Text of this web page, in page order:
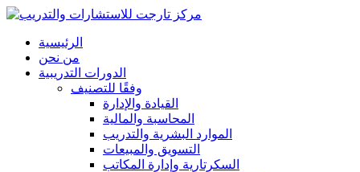
الرئيسية
من نحن
الدورات التدريبية
وفقًا للتصنيف
القيادة والإدارة
المحاسبة والمالية
الموارد البشرية والتدريب
التسويق والمبيعات
السكرتارية وإدارة المكاتب